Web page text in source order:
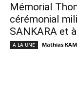
Mémorial
cérémonial
SANKARA et
A LA UNE Mathias KAM